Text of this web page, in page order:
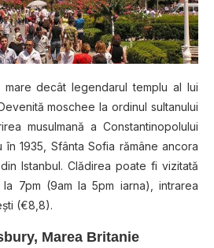
decât legendarul templu al lui
moschee la ordinul sultanului
musulmană a Constantinopolului
în 1935, Sfânta Sofia rămâne ancora
Istanbul. Clădirea poate fi vizitată
7pm (9am la 5pm iarna), intrarea
(€8,8).
Marea Britanie